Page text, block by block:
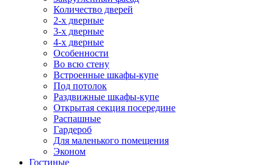
Количество дверей
2-х дверные
3-х дверные
4-х дверные
Особенности
Во всю стену
Встроенные шкафы-купе
Под потолок
Раздвижные шкафы-купе
Открытая секция посередине
Распашные
Гардероб
Для маленького помещения
Эконом
Гостиные